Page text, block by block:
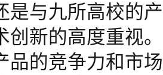
是与九所高校的
创新的高度重视
品的竞争力和市